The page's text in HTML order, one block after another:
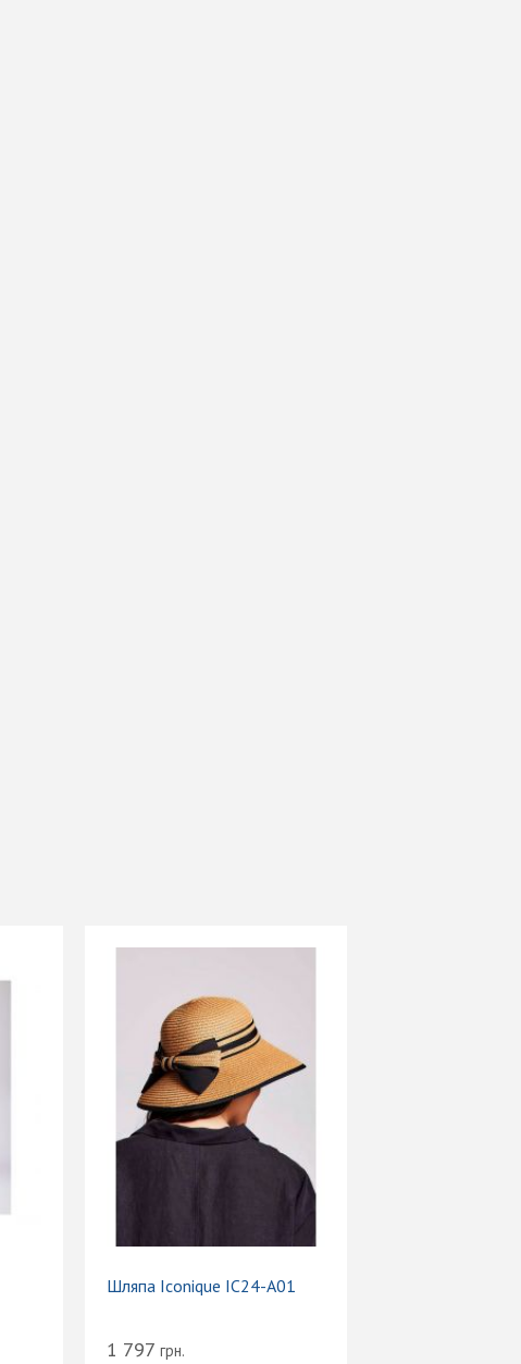
Шляпа Iconique IC24-A01
1 797 грн.